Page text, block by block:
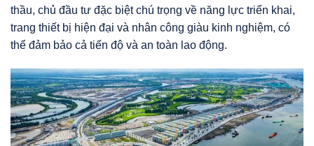
thầu, chủ đầu tư đặc biệt chú trọng về năng lực triển khai,
trang thiết bị hiện đại và nhân công giàu kinh nghiệm, có
thể đảm bảo cả tiến độ và an toàn lao động.